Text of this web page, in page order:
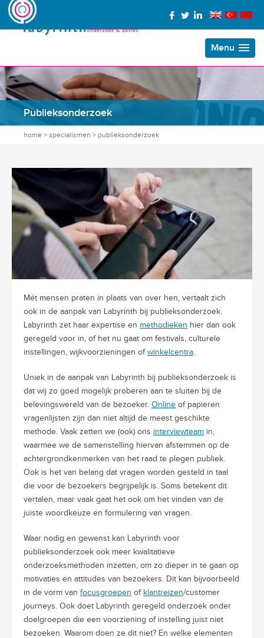
Menu
Publieksonderzoek
home > specialismen > publieksonderzoek
Mét mensen praten in plaats van over hen, vertaalt zich
ook in de aanpak van Labyrinth bij publieksonderzoek.
Labyrinth zet haar expertise en methodieken hier dan ook
geregeld voor in, of het nu gaat om festivals, culturele
instellingen, wijkvoorzieningen of winkelcentra
Uniek in de aanpak van Labyrinth bij publieksonderzoek is
dat wij zo goed mogelijk proberen aan te sluiten bij de
belevingswereld van de bezoeker. Online of papieren
vragenlijsten zijn dan niet altijd de meest geschikte
methode. Vaak zetten we (ook) ons interviewteam in,
waarmee we de samenstelling hiervan afstemmen op de
achtergrondkenmerken van het raad te plegen publiek.
Ook is het van belang dat vragen worden gesteld in taal
die voor de bezoekers begrijpelijk is. Soms betekent dit
vertalen, maar vaak gaat het ook om het vinden van de
juiste woordkeuze en formulering van vragen.
Waar nodig en gewenst kan Labyrinth voor
publieksonderzoek ook meer kwalitatieve
onderzoeksmethoden inzetten, om zo dieper in te gaan op
motivaties en attitudes van bezoekers. Dit kan bijvoorbeeld
in de vorm van focusgroepen of klantreizen/customer
journeys. Ook doet Labyrinth geregeld onderzoek onder
doelgroepen die een voorziening of instelling juist niet
bezoeken. Waarom doen ze dit niet? En welke elementen